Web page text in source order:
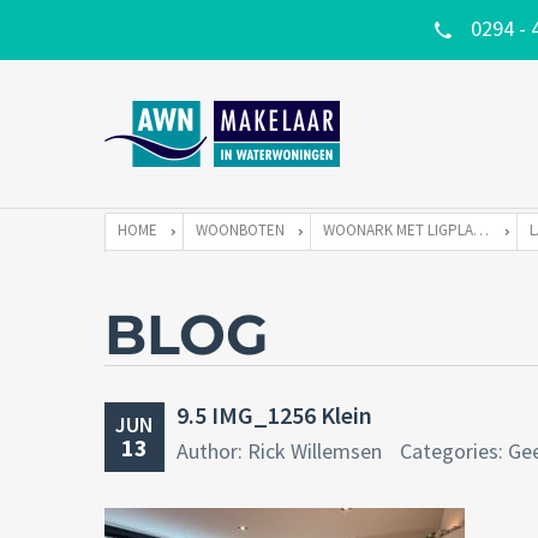
0294 -
HOME WOONBOTEN WOONARK MET LIGPLAATS
BLOG
JUN
13
9.5 IMG_1256 Klein
Author: Rick Willemsen Categories: